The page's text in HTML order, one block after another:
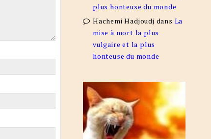
plus honteuse du monde
Hachemi Hadjoudj dans La
mise à mort la plus
vulgaire et la plus
honteuse du monde